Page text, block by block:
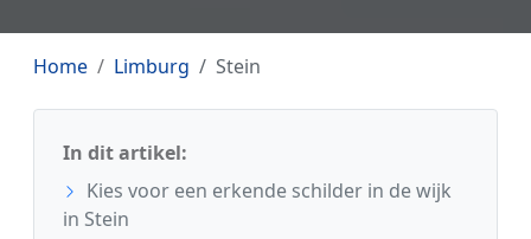
Home Limburg Stein
In dit artikel:
Kies voor een erkende schilder in de wijk
in Stein